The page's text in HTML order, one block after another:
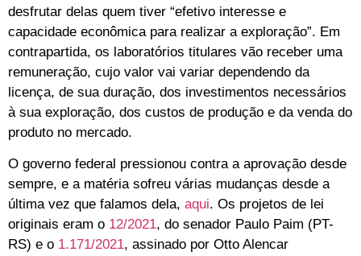
desfrutar delas quem tiver “efetivo interesse e
capacidade econômica para realizar a exploração”. Em
contrapartida, os laboratórios titulares vão receber uma
remuneração, cujo valor vai variar dependendo da
licença, de sua duração, dos investimentos necessários
à sua exploração, dos custos de produção e da venda do
produto no mercado.
O governo federal pressionou contra a aprovação desde
sempre, e a matéria sofreu várias mudanças desde a
última vez que falamos dela, aqui. Os projetos de lei
originais eram o 12/2021, do senador Paulo Paim (PT-
RS) e o 1.171/2021, assinado por Otto Alencar